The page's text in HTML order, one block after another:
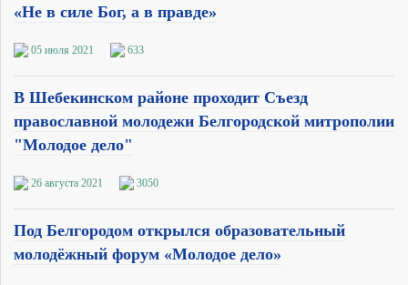
«Не в силе Бог, а в правде»
05 июля 2021 633
В Шебекинском районе проходит Съезд
православной молодежи Белгородской митрополии
"Молодое дело"
26 августа 2021 3050
Под Белгородом открылся образовательный
молодёжный форум «Молодое дело»